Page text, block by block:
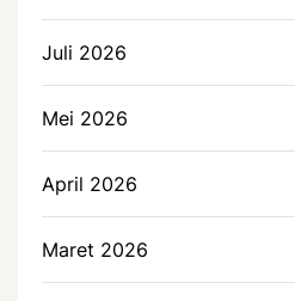
Juli 2026
Mei 2026
April 2026
Maret 2026